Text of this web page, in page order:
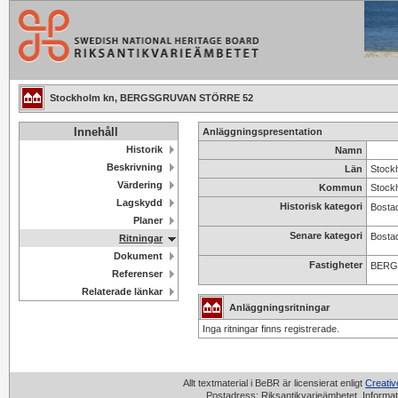
Stockholm kn, BERGSGRUVAN STÖRRE 52
Innehåll
Historik
Beskrivning
Värdering
Lagskydd
Planer
Ritningar
Dokument
Referenser
Relaterade länkar
Anläggningspresentation
Namn
Län
Kommun
Historisk kategori
Senare kategori
Fastigheter
Anläggningsritningar
Inga ritningar finns registrerade.
Allt textmaterial i BeBR är licensierat enligt
Postadress: Riksantikvarieämbetet,